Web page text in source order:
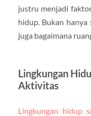
justru menjadi
hidup. Bukan
juga bagaimana
Lingkungan
Aktivitas
Lingkungan hidup